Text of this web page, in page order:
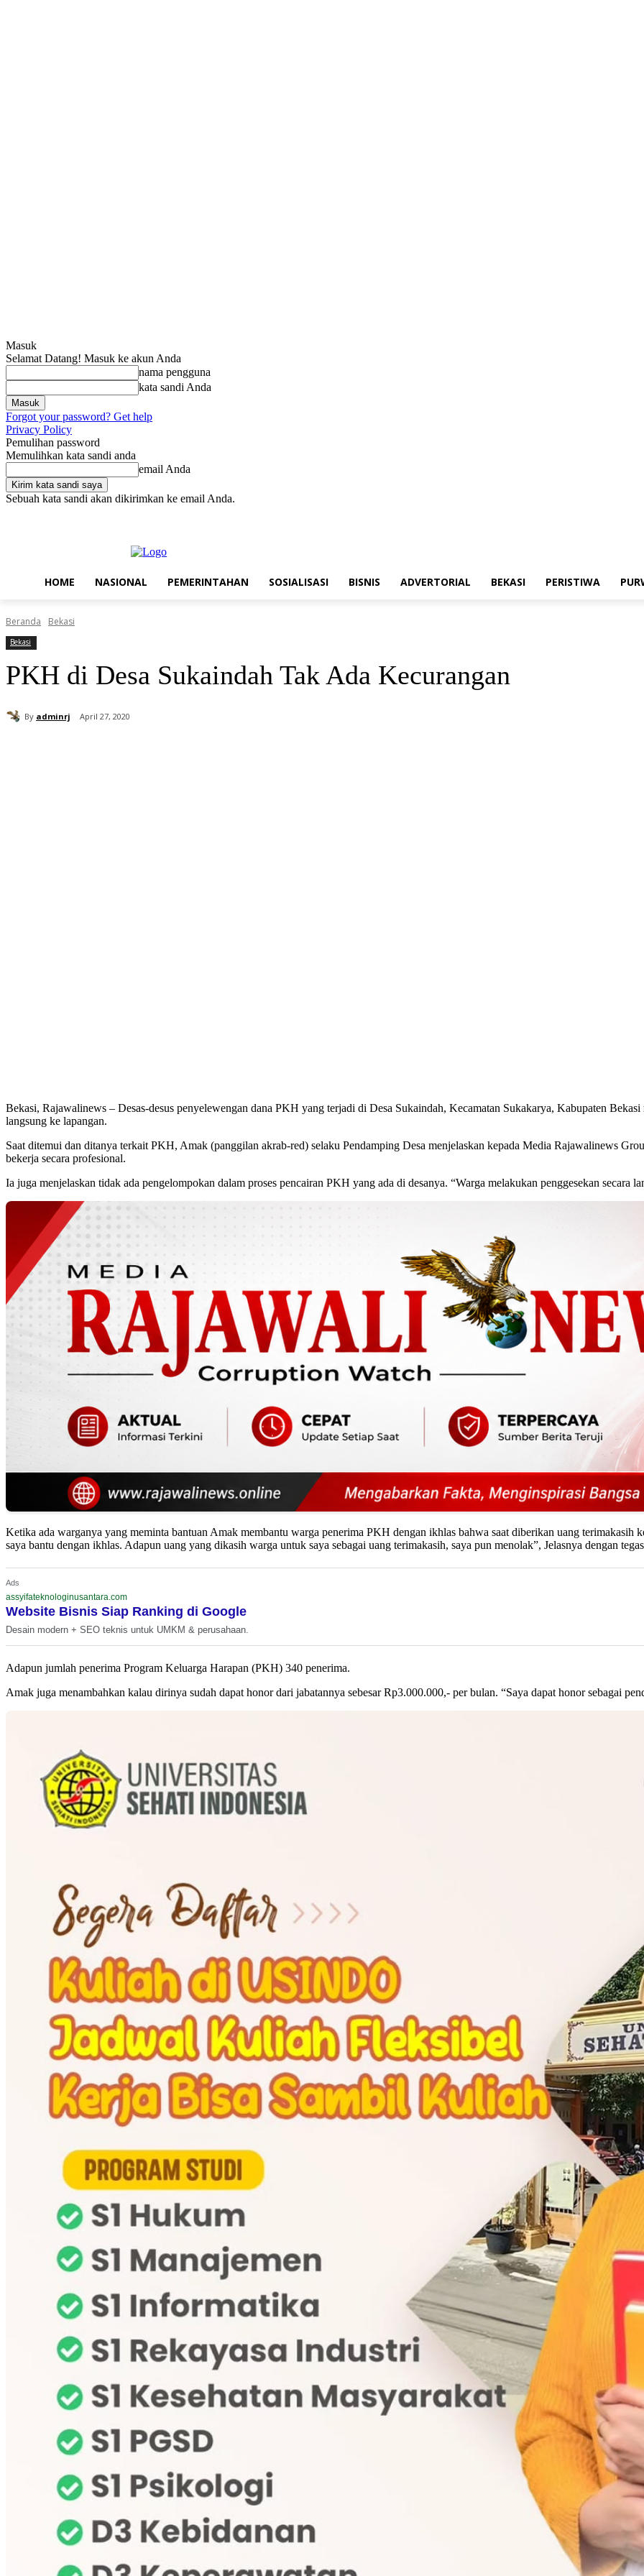
Masuk
Selamat Datang! Masuk ke akun Anda
nama pengguna
kata sandi Anda
Forgot your password? Get help
Privacy Policy
Pemulihan password
Memulihkan kata sandi anda
email Anda
Sebuah kata sandi akan dikirimkan ke email Anda.
HOME NASIONAL PEMERINTAHAN SOSIALISASI BISNIS ADVERTORIAL BEKASI PERISTIWA
Beranda Bekasi
Bekasi
PKH di Desa Sukaindah Tak Ada Kecurangan
By adminrj April 27, 2020
Bekasi, Rajawalinews – Desas-desus penyelewengan dana PKH yang terjadi di Desa Sukaindah, Kecamatan Sukakarya, Kabupaten
langsung ke lapangan.
Saat ditemui dan ditanya terkait PKH, Amak (panggilan akrab-red) selaku Pendamping Desa menjelaskan kepada Media Rajawalinews
bekerja secara profesional.
Ia juga menjelaskan tidak ada pengelompokan dalam proses pencairan PKH yang ada di desanya. “Warga melakukan penggesekan secara
Ketika ada warganya yang meminta bantuan Amak membantu warga penerima PKH dengan ikhlas bahwa saat diberikan uang terimakasih
saya bantu dengan ikhlas. Adapun uang yang dikasih warga untuk saya sebagai uang terimakasih, saya pun menolak”, Jelasnya dengan
Ads
assyifateknologinusantara.com
Website Bisnis Siap Ranking di Google
Desain modern + SEO teknis untuk UMKM & perusahaan.
Adapun jumlah penerima Program Keluarga Harapan (PKH) 340 penerima.
Amak juga menambahkan kalau dirinya sudah dapat honor dari jabatannya sebesar Rp3.000.000,- per bulan. “Saya dapat honor sebagai